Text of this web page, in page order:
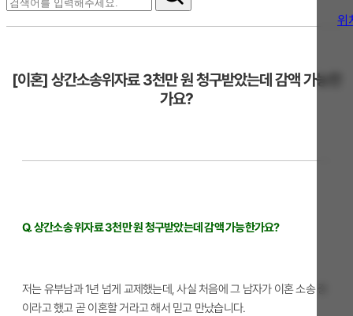
위
[이혼] 상간소송위자료 3천만 원 청구받았는데 감액 가능한
가요?
Q. 상간소송 위자료 3천만 원 청구받았는데 감액 가능한가요?
저는 유부남과 1년 넘게 교제했는데, 사실 처음에 그 남자가 이혼 소송 중
이라고 했고 곧 이혼할 거라고 해서 믿고 만났습니다.